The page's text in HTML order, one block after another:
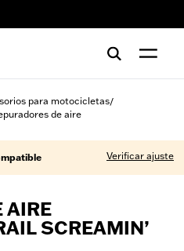
para motocicletas/
de aire
Verificar ajuste
AIRE
SCREAMIN’